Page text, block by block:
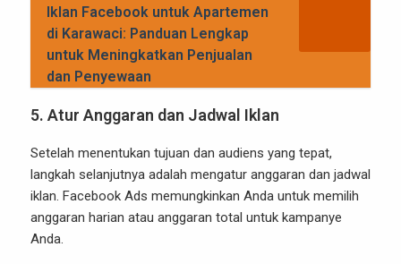
Iklan Facebook untuk Apartemen
di Karawaci: Panduan Lengkap
untuk Meningkatkan Penjualan
dan Penyewaan
5. Atur Anggaran dan Jadwal Iklan
Setelah menentukan tujuan dan audiens yang tepat,
langkah selanjutnya adalah mengatur anggaran dan jadwal
iklan. Facebook Ads memungkinkan Anda untuk memilih
anggaran harian atau anggaran total untuk kampanye
Anda.